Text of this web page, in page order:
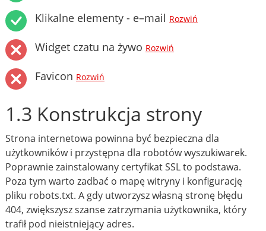
Klikalne elementy - e–mail Rozwiń
Widget czatu na żywo Rozwiń
Favicon Rozwiń
1.3 Konstrukcja strony
Strona internetowa powinna być bezpieczna dla
użytkowników i przystępna dla robotów wyszukiwarek.
Poprawnie zainstalowany certyfikat SSL to podstawa.
Poza tym warto zadbać o mapę witryny i konfigurację
pliku robots.txt. A gdy utworzysz własną stronę błędu
404, zwiększysz szanse zatrzymania użytkownika, który
trafił pod nieistniejący adres.